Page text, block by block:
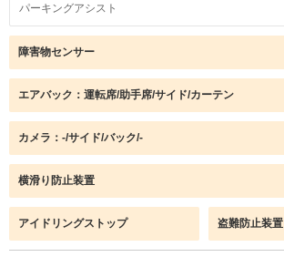
パーキングアシスト
障害物センサー
エアバック：運転席/助手席/サイド/カーテン
カメラ：-/サイド/バック/-
横滑り防止装置
アイドリングストップ 盗難防止装置